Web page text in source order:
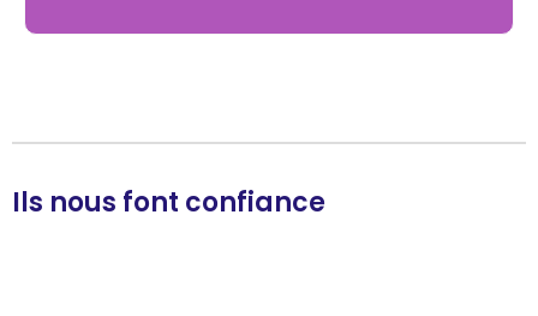
Ils nous font confiance